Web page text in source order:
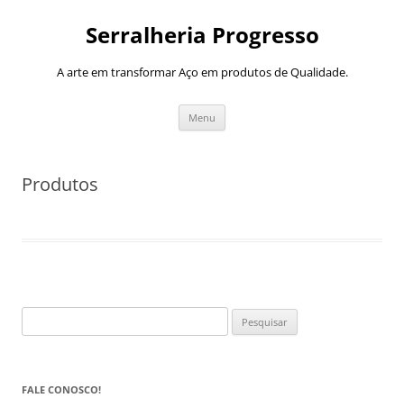
Serralheria Progresso
A arte em transformar Aço em produtos de Qualidade.
Menu
Produtos
por:
FALE CONOSCO!